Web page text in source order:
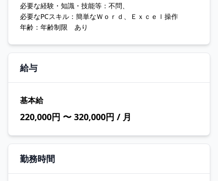
必要な経験・知識・技能等：不問、
必要なPCスキル：簡単なＷｏｒｄ、Ｅｘｃｅｌ操作
年齢：年齢制限 あり
給与
基本給
220,000円 〜 320,000円 / 月
勤務時間